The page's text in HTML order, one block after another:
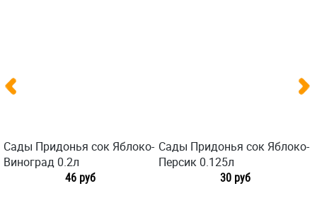
Сады Придонья сок Яблоко-
Виноград 0.2л
46 руб
Сады Придонья сок Яблоко-
Персик 0.125л
30 руб